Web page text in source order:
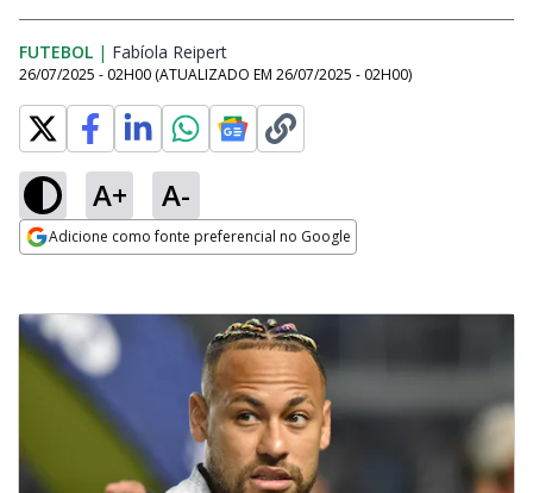
FUTEBOL | Fabíola Reipert
26/07/2025 - 02H00 (ATUALIZADO EM 26/07/2025 - 02H00)
A+ A-
Adicione como fonte preferencial no Google